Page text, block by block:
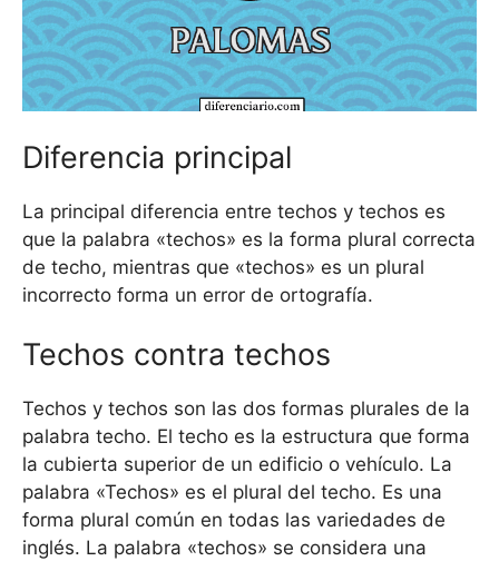
Diferencia principal
La principal diferencia entre techos y techos es
que la palabra «techos» es la forma plural correcta
de techo, mientras que «techos» es un plural
incorrecto forma un error de ortografía.
Techos contra techos
Techos y techos son las dos formas plurales de la
palabra techo. El techo es la estructura que forma
la cubierta superior de un edificio o vehículo. La
palabra «Techos» es el plural del techo. Es una
forma plural común en todas las variedades de
inglés. La palabra «techos» se considera una